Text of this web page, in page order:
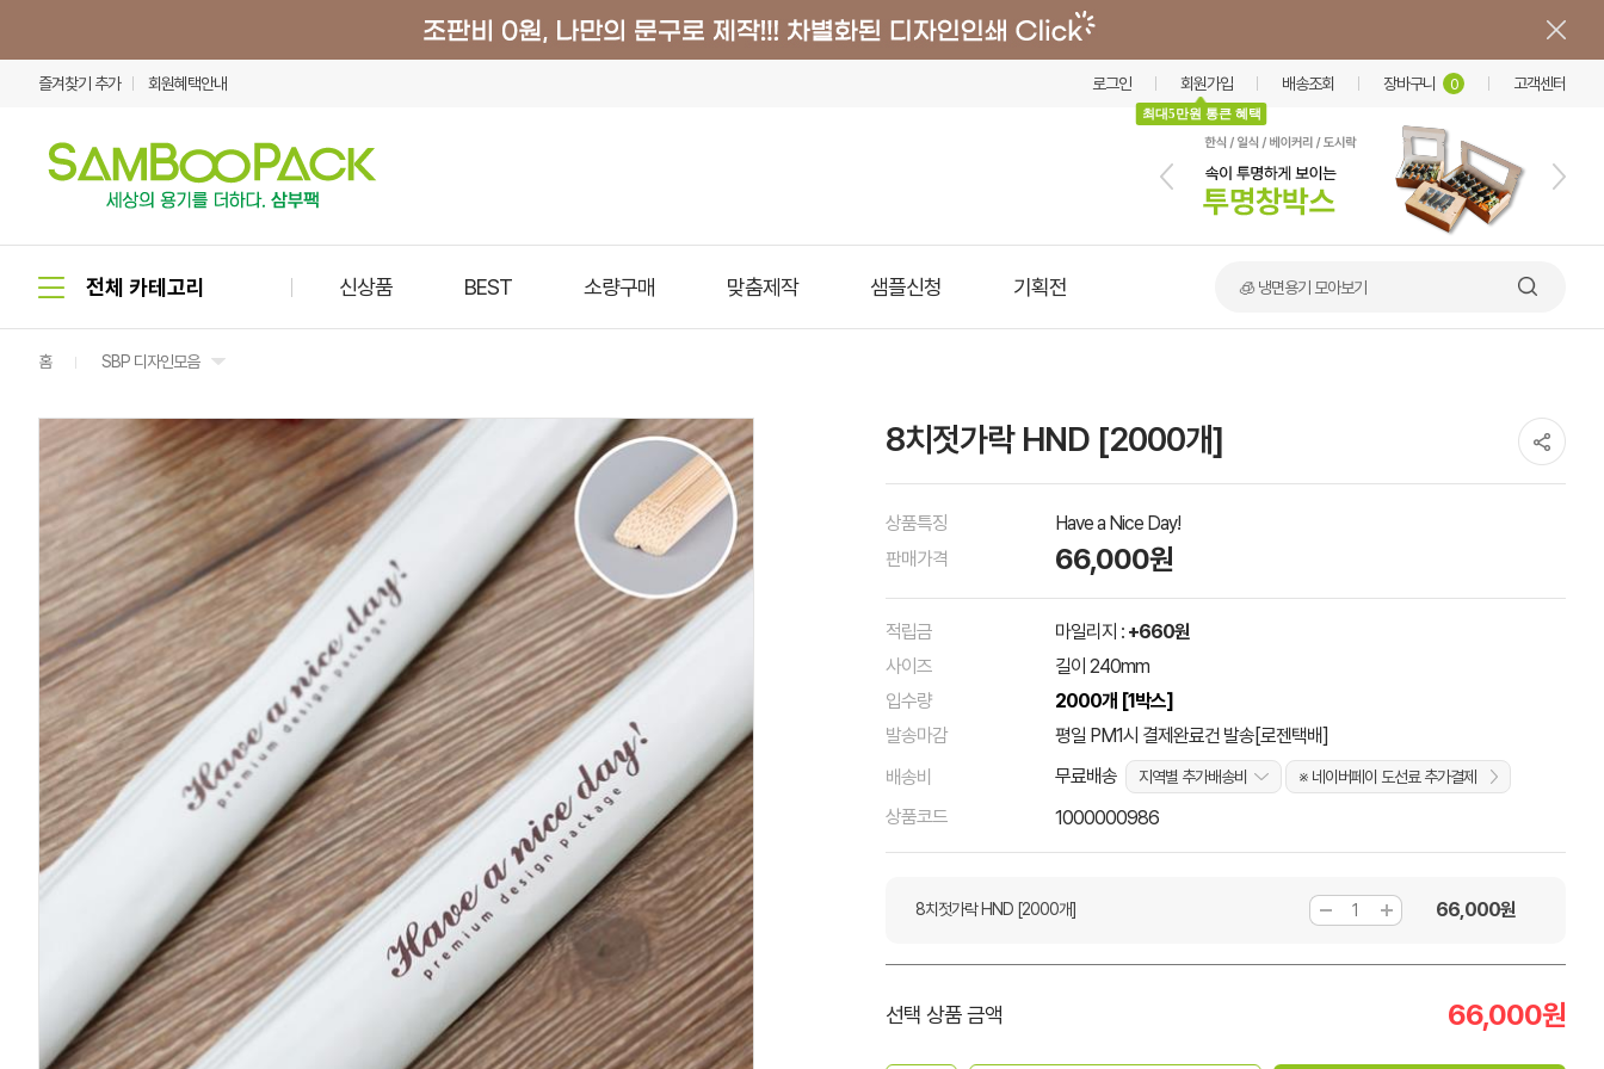
즐겨찾기 추가 회원혜택안내 로그인 회원가입
최대5만원 통큰 혜택
배송조회 장바구니 0 고객센터
신상품 BEST 소량구매 맞춤제작 샘플신청 기획전 🧊 냉면용기 모아보기
홈 SBP 디자인모음
8치젓가락 HND [2000개]
상품특징
Have a Nice Day!
판매가격
66,000원
적립금 마일리지 : +660원
사이즈
길이 240mm
입수량
2000개 [1박스]
발송마감
평일 PM1시 결제완료건 발송[로젠택배]
배송비
무료배송 지역별 추가배송비 ※ 네이버페이 도선료 추가결제
상품코드 1000000986
8치젓가락 HND [2000개] 66,000원
선택 상품 금액 66,000원